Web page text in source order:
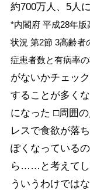
約700万人、5人
*内閣府 平成28年
状況 第2節 3高齢者
症患者数と有病率の
がないかチェックしてみ
することが多く
になった □周囲
レスで食欲が落ちる このようにイライラして
ぽくなっている
ら……と考えてし
ういうわけでは